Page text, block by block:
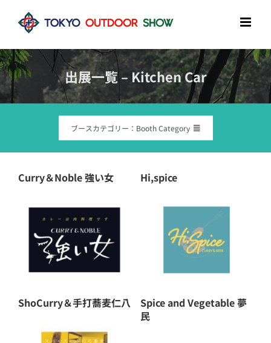
content
出展一覧 – Kitchen Car
ブースカテゴリー：Booth Category
アウトドアアパレル – Outdoor Apparel
Curry＆Noble 強い女 Hi,spice
ShoCurry＆手打蕎麦仁八
Spice and Vegetable 夢
民